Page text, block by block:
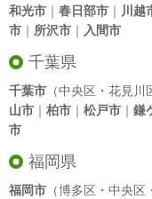
和光市 ｜ 春日部市 ｜ 川越
市 ｜ 所沢市 ｜ 入間市
千葉県
千葉市 （中央区・花見
山市 ｜ 柏市 ｜ 松戸市 ｜ 鎌
市
福岡県
福岡市 （博多区・中央